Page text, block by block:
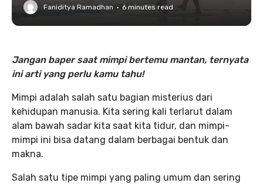
Faniditya Ramadhan · 6 minutes read
Jangan baper saat mimpi bertemu mantan, ternyata
ini arti yang perlu kamu tahu!
Mimpi adalah salah satu bagian misterius dari
kehidupan manusia. Kita sering kali terlarut dalam
alam bawah sadar kita saat kita tidur, dan mimpi-
mimpi ini bisa datang dalam berbagai bentuk dan
makna.
Salah satu tipe mimpi yang paling umum dan sering